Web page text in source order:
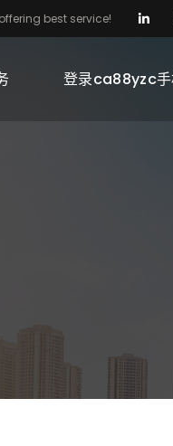
best service!
登录ca88yzc